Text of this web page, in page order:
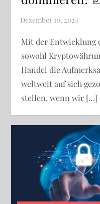
Mit der Entwicklung
sowohl
Handel die
weltweit auf sich
stellen, wenn wir […]